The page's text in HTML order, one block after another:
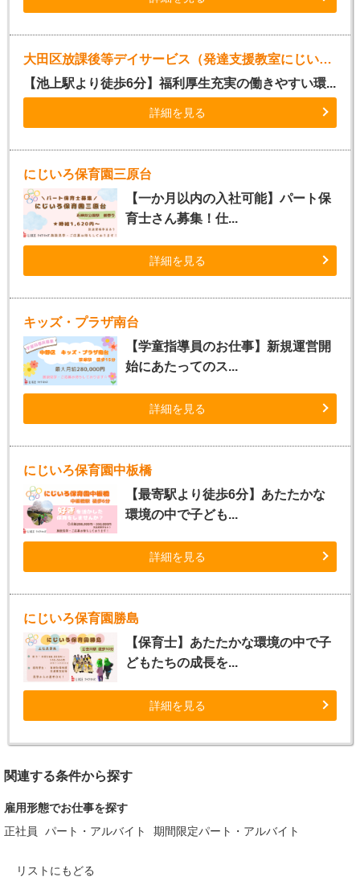
大田区放課後等デイサービス（発達支援教室にじいろLabo池上）
【池上駅より徒歩6分】福利厚生充実の働きやすい環...
詳細を見る
にじいろ保育園三原台
【一か月以内の入社可能】パート保
育士さん募集！仕...
詳細を見る
キッズ・プラザ南台
【学童指導員のお仕事】新規運営開
始にあたってのス...
詳細を見る
にじいろ保育園中板橋
【最寄駅より徒歩6分】あたたかな
環境の中で子ども...
詳細を見る
にじいろ保育園勝島
【保育士】あたたかな環境の中で子
どもたちの成長を...
詳細を見る
関連する条件から探す
雇用形態でお仕事を探す
正社員
パート・アルバイト 期間限定パート・アルバイト
リストにもどる